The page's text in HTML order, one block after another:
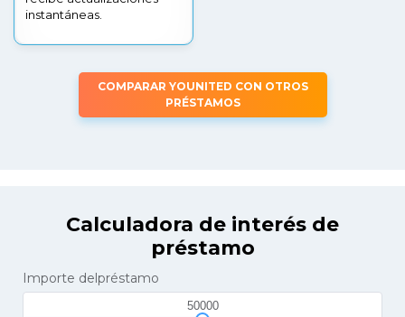
instantáneas.
COMPARAR YOUNITED CON OTROS
PRÉSTAMOS
Calculadora de interés de
préstamo
Importe delpréstamo